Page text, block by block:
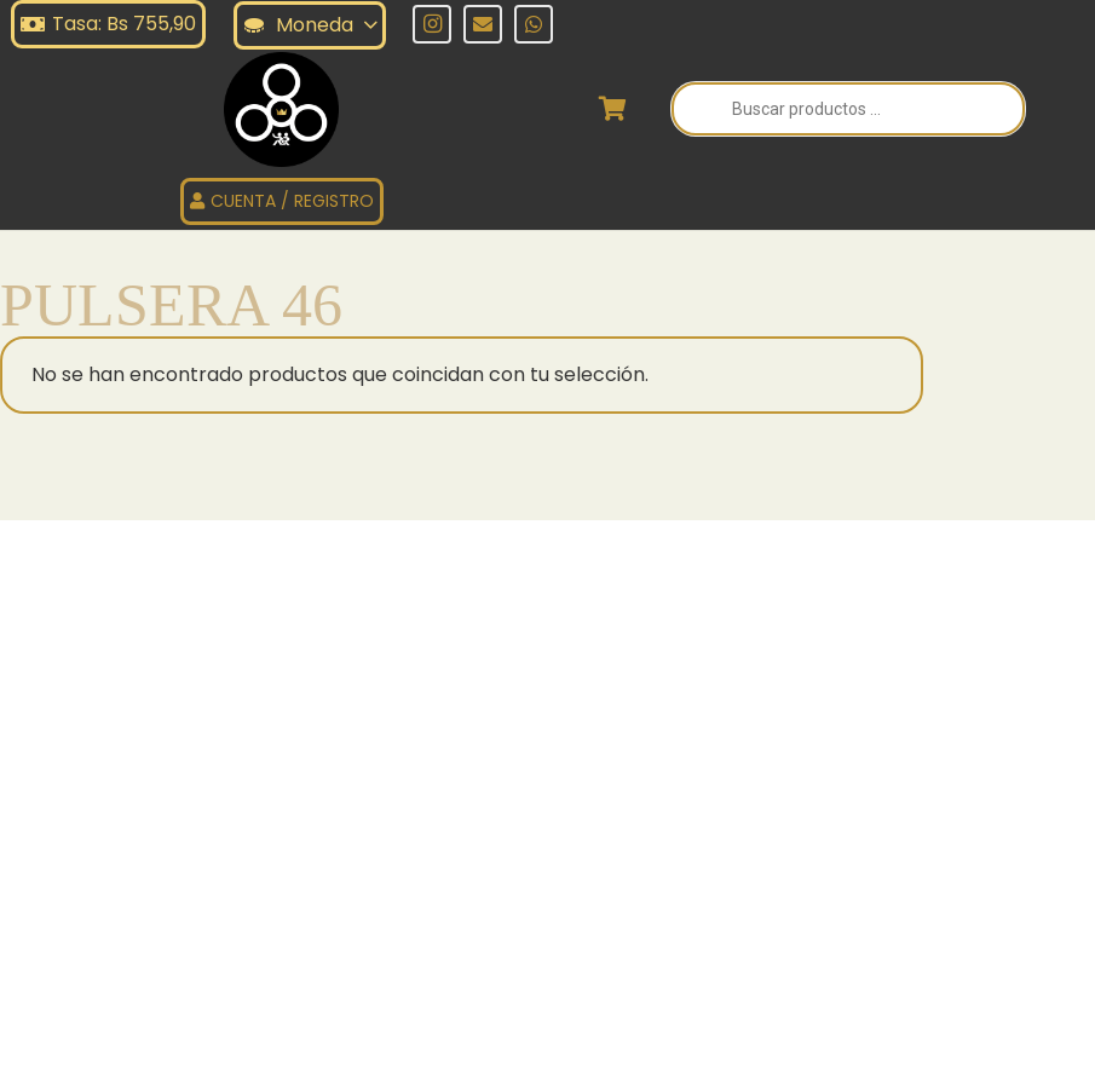
Tasa: Bs 755,90 Moneda
Búsqueda
de
productos
CUENTA / REGISTRO
PULSERA 46
No se han encontrado productos que coincidan con tu selección.